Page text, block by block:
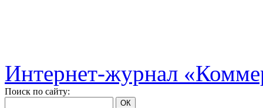
Интернет-журнал
Поиск по сайту:
ОК